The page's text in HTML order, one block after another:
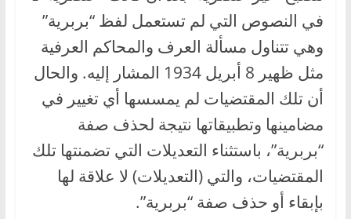
في النصوص التي لم تستعمل لفظ “بربرية”
وهي تتناول مسألة العرف والمحاكم العرفية
مثل ظهير 8 أبريل 1934 المشار إليه. والحال
أن تلك المقتضيات لم يمسسها أي تغيير في
مضامينها وتطبيقاتها نتيجة لحذف صفة
“بربرية”، باستثناء التعديلات التي تضمنتها تلك
المقتضيات، والتي (التعديلات) لا علاقة لها
بإبقاء أو حذف صفة “بربرية”.